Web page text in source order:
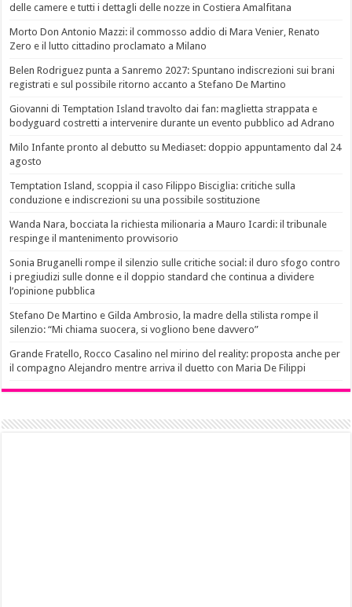
delle camere e tutti i dettagli delle nozze in Costiera Amalfitana
Morto Don Antonio Mazzi: il commosso addio di Mara Venier, Renato
Zero e il lutto cittadino proclamato a Milano
Belen Rodriguez punta a Sanremo 2027: Spuntano indiscrezioni sui brani
registrati e sul possibile ritorno accanto a Stefano De Martino
Giovanni di Temptation Island travolto dai fan: maglietta strappata e
bodyguard costretti a intervenire durante un evento pubblico ad Adrano
Milo Infante pronto al debutto su Mediaset: doppio appuntamento dal 24
agosto
Temptation Island, scoppia il caso Filippo Bisciglia: critiche sulla
conduzione e indiscrezioni su una possibile sostituzione
Wanda Nara, bocciata la richiesta milionaria a Mauro Icardi: il tribunale
respinge il mantenimento provvisorio
Sonia Bruganelli rompe il silenzio sulle critiche social: il duro sfogo contro
i pregiudizi sulle donne e il doppio standard che continua a dividere
l’opinione pubblica
Stefano De Martino e Gilda Ambrosio, la madre della stilista rompe il
silenzio: “Mi chiama suocera, si vogliono bene davvero”
Grande Fratello, Rocco Casalino nel mirino del reality: proposta anche per
il compagno Alejandro mentre arriva il duetto con Maria De Filippi